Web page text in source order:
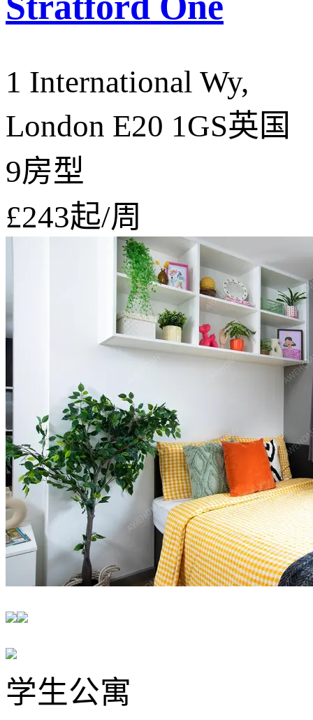
1 International Wy,
London E20 1GS英国
9房型
£243起/周
学生公寓